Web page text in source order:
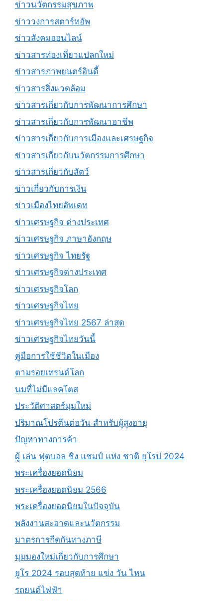
ข่าวนวัตกรรมสุขภาพ
ข่าววงการสตาร์ทอัพ
ข่าวสังคมออนไลน์
ข่าวสารท่องเที่ยวแปลกใหม่
ข่าวสารภาพยนตร์อินดี้
ข่าวสารสิ่งแวดล้อม
ข่าวสารเกี่ยวกับการพัฒนาการศึกษา
ข่าวสารเกี่ยวกับการพัฒนาอาชีพ
ข่าวสารเกี่ยวกับการเมืองและเศรษฐกิจ
ข่าวสารเกี่ยวกับนวัตกรรมการศึกษา
ข่าวสารเกี่ยวกับสัตว์
ข่าวเกี่ยวกับการเงิน
ข่าวเมืองไทยอัพเดท
ข่าวเศรษฐกิจ ต่างประเทศ
ข่าวเศรษฐกิจ ภาษาอังกฤษ
ข่าวเศรษฐกิจ ไทยรัฐ
ข่าวเศรษฐกิจต่างประเทศ
ข่าวเศรษฐกิจโลก
ข่าวเศรษฐกิจไทย
ข่าวเศรษฐกิจไทย 2567 ล่าสุด
ข่าวเศรษฐกิจไทยวันนี้
คู่มือการใช้ชีวิตในเมือง
ตามรอยเทรนด์โลก
นมที่ไม่มีแลคโตส
ประวัติศาสตร์มุมใหม่
ปริมาณโปรตีนต่อวัน สำหรับผู้สูงอายุ
ปัญหาทางการค้า
ผู้ เล่น ฟุตบอล ชิง แชมป์ แห่ง ชาติ ยุโรป 2024
พระเครื่องยอดนิยม
พระเครื่องยอดนิยม 2566
พระเครื่องยอดนิยมในปัจจุบัน
พลังงานสะอาดและนวัตกรรม
มาตรการกีดกันทางภาษี
มุมมองใหม่เกี่ยวกับการศึกษา
ยูโร 2024 รอบสุดท้าย แข่ง วัน ไหน
รถยนต์ไฟฟ้า